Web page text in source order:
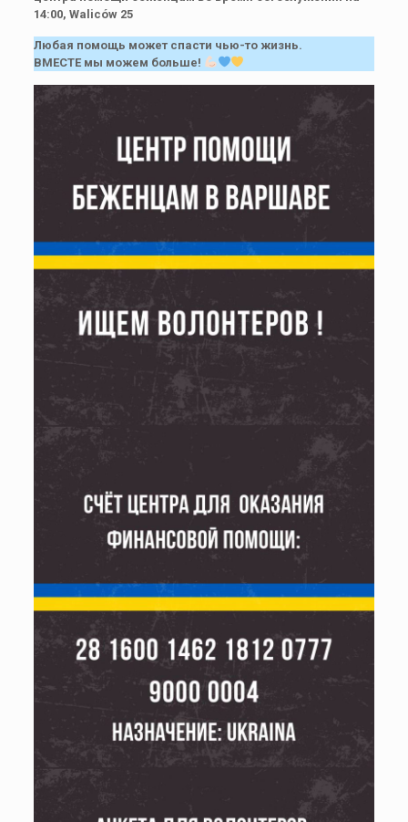
14:00, Waliców 25
Любая помощь может спасти чью-то жизнь.
ВМЕСТЕ мы можем больше!